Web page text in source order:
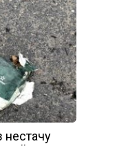
нестачу